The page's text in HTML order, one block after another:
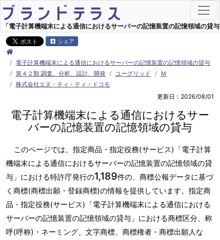
「電子計算機端末による通信におけるサーバーの記憶装置の記憶領域の
シェア
電子計算機端末による通信におけるサーバーの記憶装置の記憶領域の貸与
第４２類 調査、分析、設計、開発
ユーグリッド
Ｍ
株式会社エヌ・ティ・ティ・ドコモ
更新日：2026/08/01
電子計算機端末による通信におけるサー
バーの記憶装置の記憶領域の貸与
このページでは、指定商品・指定役務(サービス)「電子計算
機端末による通信におけるサーバーの記憶装置の記憶領域の貸
与」における特許庁発行の1,189件の、商標公報データに基づ
く商標(商標出願・登録商標)の情報を提供しています。指定商
品・指定役務(サービス)「電子計算機端末による通信における
サーバーの記憶装置の記憶領域の貸与」における商標区分、称
呼(呼称)・ネーミング、文字商標、商標権者・商標出願人な